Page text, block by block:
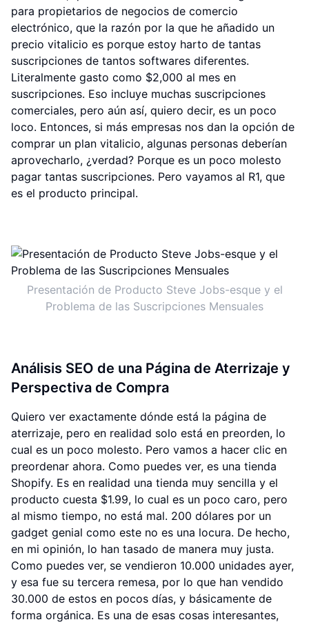
para propietarios de negocios de comercio
electrónico, que la razón por la que he añadido un
precio vitalicio es porque estoy harto de tantas
suscripciones de tantos softwares diferentes.
Literalmente gasto como $2,000 al mes en
suscripciones. Eso incluye muchas suscripciones
comerciales, pero aún así, quiero decir, es un poco
loco. Entonces, si más empresas nos dan la opción de
comprar un plan vitalicio, algunas personas deberían
aprovecharlo, ¿verdad? Porque es un poco molesto
pagar tantas suscripciones. Pero vayamos al R1, que
es el producto principal.
Presentación de Producto Steve Jobs-esque y el
Problema de las Suscripciones Mensuales
Análisis SEO de una Página de Aterrizaje y
Perspectiva de Compra
Quiero ver exactamente dónde está la página de
aterrizaje, pero en realidad solo está en preorden, lo
cual es un poco molesto. Pero vamos a hacer clic en
preordenar ahora. Como puedes ver, es una tienda
Shopify. Es en realidad una tienda muy sencilla y el
producto cuesta $1.99, lo cual es un poco caro, pero
al mismo tiempo, no está mal. 200 dólares por un
gadget genial como este no es una locura. De hecho,
en mi opinión, lo han tasado de manera muy justa.
Como puedes ver, se vendieron 10.000 unidades ayer,
y esa fue su tercera remesa, por lo que han vendido
30.000 de estos en pocos días, y básicamente de
forma orgánica. Es una de esas cosas interesantes,